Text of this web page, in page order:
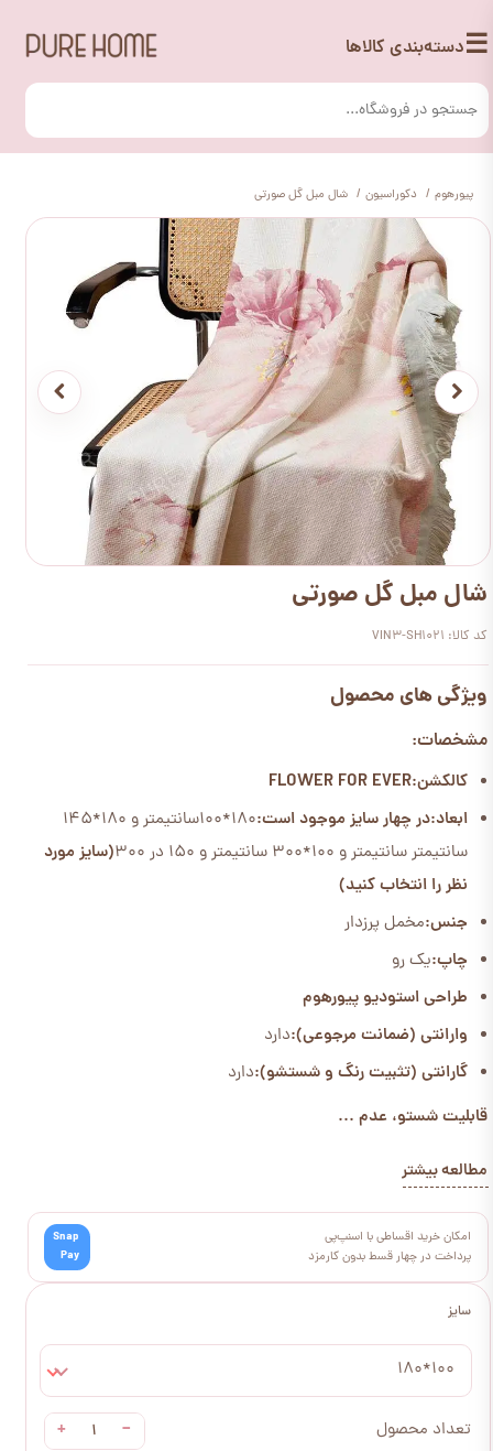
☰دسته‌بندی کالاها
پیورهوم دکوراسیون شال مبل گل صورتی
سایز
100*180
تعداد محصول −
+
شال مبل گل صورتی
کد کالا: VIN3-SH1021
ویژگی های محصول
مشخصات:
کالکشن:FLOWER FOR EVER
ابعاد:در چهار سایز موجود است:
180*100سانتیمتر و 180*145
سانتیمتر سانتیمتر و 100*300 سانتیمتر و 150 در 300
(سایز مورد
نظر را انتخاب کنید)
جنس:مخمل پرزدار
چاپ:یک رو
طراحی استودیو پیورهوم
وارانتی (ضمانت مرجوعی):دارد
گارانتی (تثبیت رنگ و شستشو):دارد
قابلیت شستو، عدم ...
مطالعه بیشتر
امکان خرید اقساطی با اسنپ‌پی
پرداخت در چهار قسط بدون کارمزد
Snap
Pay